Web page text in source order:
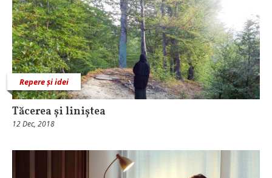
Repere și idei
Tăcerea și liniștea
12 Dec, 2018